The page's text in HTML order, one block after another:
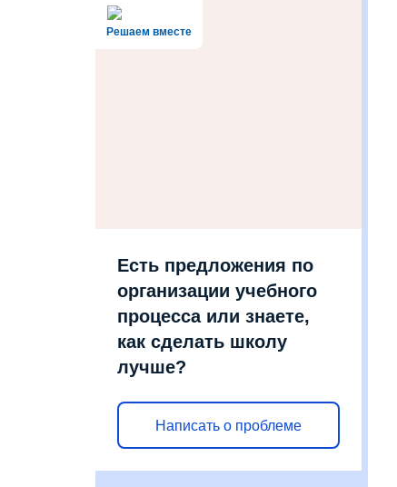
Решаем вместе
Есть предложения по
организации учебного
процесса или знаете,
как сделать школу
лучше?
Написать о проблеме